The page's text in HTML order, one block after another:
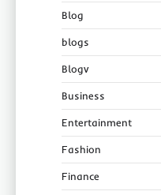
Blog
blogs
Blogv
Business
Entertainment
Fashion
Finance